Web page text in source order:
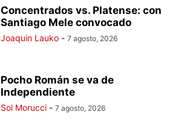
Concentrados vs. Platense: con
Santiago Mele convocado
Joaquin Lauko - 7 agosto, 2026
Pocho Román se va de
Independiente
Sol Morucci - 7 agosto, 2026